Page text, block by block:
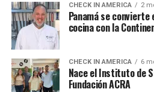
CHECK IN AMERICA 2
Panamá se
cocina con la
CHECK IN AMERICA 6
Nace el Instituto de
Fundación ACRA